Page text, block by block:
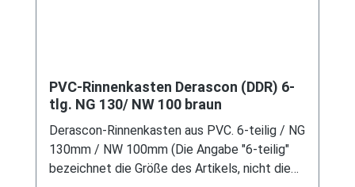
PVC-Rinnenkasten Derascon (DDR) 6-
tlg. NG 130/ NW 100 braun
Derascon-Rinnenkasten aus PVC. 6-teilig / NG
130mm / NW 100mm (Die Angabe "6-teilig"
bezeichnet die Größe des Artikels, nicht die